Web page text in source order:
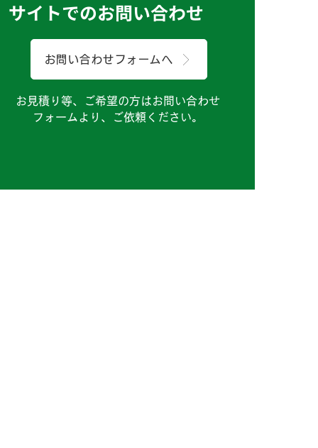
サイトでのお問い合わせ
お問い合わせフォームへ
お見積り等、ご希望の方はお問い合わせ
フォームより、ご依頼ください。